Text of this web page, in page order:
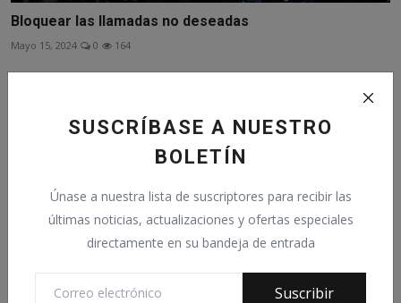
SUSCRÍBASE A NUESTRO
BOLETÍN
Únase a nuestra lista de suscriptores para recibir las
últimas noticias, actualizaciones y ofertas especiales
directamente en su bandeja de entrada
Suscribir
Bloquear las llamadas no deseadas
Mayo 15, 2024 0 164